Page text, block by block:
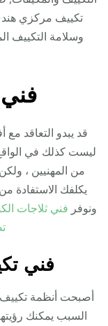
تكييف مركزي
وسلامة التكييف
قد يبدو التعاقد
ليست كذلك في
من المهنيين ،
يكلفك الاستفادة
ونوفر فني ثلاجات
فني
أصبحت أنظمة تكييف
السبب يمكنك